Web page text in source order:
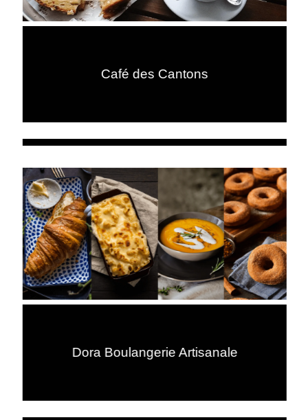
Café des Cantons
Dora Boulangerie Artisanale